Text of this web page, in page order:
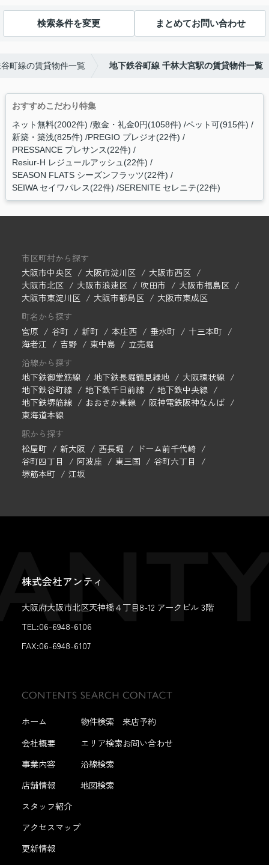
検索条件を変更 まとめてお問い合わせ
町線の賃貸物件一覧 地下鉄谷町線 千林大宮駅の賃貸物件一覧
おすすめこだわり特集
ネット無料(2002件) 敷金・礼金0円(1058件) ペット可(915件)
新築・築浅(825件) PREGIO プレジオ(22件)
PRESSANCE プレサンス(22件)
Resiur-H レジュールアッシュ(22件)
SEASON FLATS シーズンフラッツ(22件)
SEIWA セイワパレス(22件) SERENITE セレニテ(22件)
市区町村から探す
大阪市中央区
大阪市淀川区
大阪市西区
大阪市北区
大阪市浪速区 吹田市
大阪市福島区
大阪市東淀川区
大阪市都島区
大阪市東成区
町名から探す
宮原
谷町 新町 本庄西 垂水町
十三本町
海老江
吉野 東中島
立売堀
沿線から探す
地下鉄御堂筋線
地下鉄長堀鶴見緑地
大阪環状線
地下鉄谷町線
地下鉄千日前線
地下鉄中央線
地下鉄堺筋線
おおさか東線
阪神電鉄阪神なんば
東海道本線
駅から探す
松屋町
新大阪 西長堀
ドーム前千代崎
谷町四丁目
阿波座 東三国
谷町六丁目
堺筋本町
江坂
株式会社アンティ
大阪府大阪市北区天神橋４丁目8-12 アークビル 3階
TEL:06-6948-6106
FAX:06-6948-6107
ホーム
会社概要
事業内容
店舗情報
スタッフ紹介
アクセスマップ
更新情報
物件検索
エリア検索
沿線検索
地図検索
来店予約
お問い合わせ